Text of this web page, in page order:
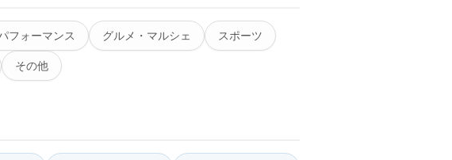
フォーマンス グルメ・マルシェ スポーツ
その他